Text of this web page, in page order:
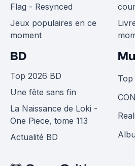
Flag - Resynced
Jeux populaires en ce
moment
BD
Top 2026 BD
Une fête sans fin
La Naissance de Loki -
One Piece, tome 113
Actualité BD
Top